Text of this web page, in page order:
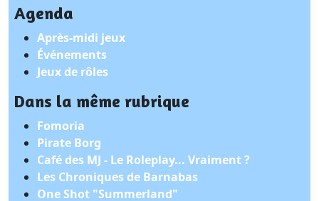
Agenda
Après-midi jeux
Événements
Jeux de rôles
Dans la même rubrique
Fomoria
Pirate Borg
Café des MJ - Le Roleplay... Vraiment ?
Les Chroniques de Barnabas
One Shot "Summerland"